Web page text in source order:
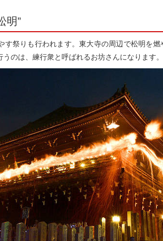
明”
す祭りも行われます。東大寺の周辺で松明を燃
のは、練行衆と呼ばれるお坊さんになります。